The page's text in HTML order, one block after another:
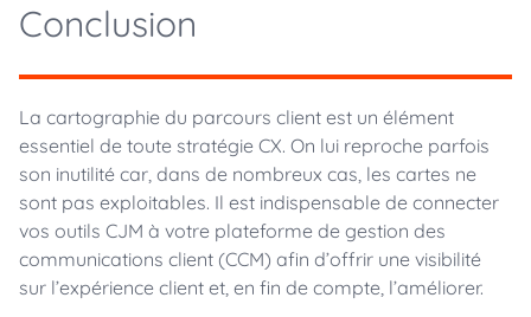
Conclusion
La cartographie du parcours client est un élément
essentiel de toute stratégie CX. On lui reproche parfois
son inutilité car, dans de nombreux cas, les cartes ne
sont pas exploitables. Il est indispensable de connecter
vos outils CJM à votre plateforme de gestion des
communications client (CCM) afin d’offrir une visibilité
sur l’expérience client et, en fin de compte, l’améliorer.